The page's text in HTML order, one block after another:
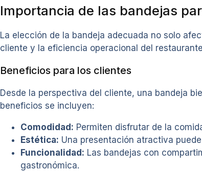
Importancia de las bandejas
La elección de la bandeja adecuada no solo
cliente y la eficiencia operacional del
Beneficios para los clientes
Desde la perspectiva del cliente, una bandeja
beneficios se incluyen:
Comodidad: Permiten disfrutar de la
Estética: Una presentación atractiva
Funcionalidad: Las bandejas con
gastronómica.